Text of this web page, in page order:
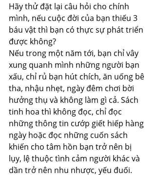
Hãy thử đặt lại câu hỏi cho chính
mình, nếu cuộc đời của bạn thiếu 3
báu vật thì bạn có thực sự phát triển
được không?
Nếu trong một năm tới, bạn chỉ vây
xung quanh mình những người bạn
xấu, chỉ rủ bạn hút chích, ăn uống bê
tha, nhậu nhẹt, ngày đêm chơi bời
hưởng thụ và không làm gì cả. Sách
tinh hoa thì không đọc, chỉ đọc
những thông tin cướp giết hiếp hàng
ngày hoặc đọc những cuốn sách
khiến cho tâm hồn bạn trở nên bị
lụy, lệ thuộc tình cảm người khác và
dần trở nên nhu nhược, yếu đuối.